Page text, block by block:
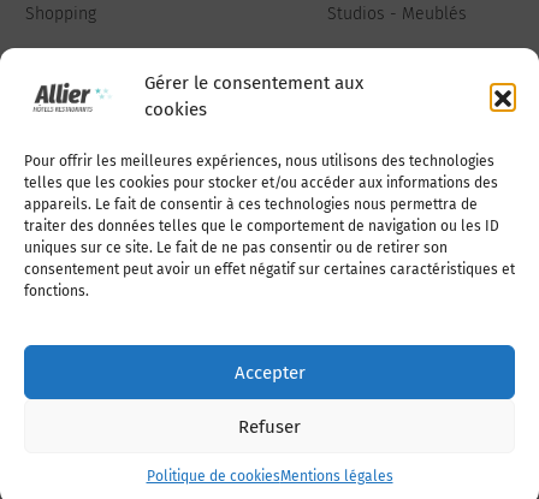
Gérer le consentement aux
cookies
Pour offrir les meilleures expériences, nous utilisons des technologies
telles que les cookies pour stocker et/ou accéder aux informations des
appareils. Le fait de consentir à ces technologies nous permettra de
traiter des données telles que le comportement de navigation ou les ID
uniques sur ce site. Le fait de ne pas consentir ou de retirer son
consentement peut avoir un effet négatif sur certaines caractéristiques et
fonctions.
Accepter
Refuser
Politique de cookiesMentions légales
Shopping
Studios - Meublés
Qui sommes-nous Publiez votre annonce
Adhérer à l’association Nous contacter
Politique de cookies (UE)